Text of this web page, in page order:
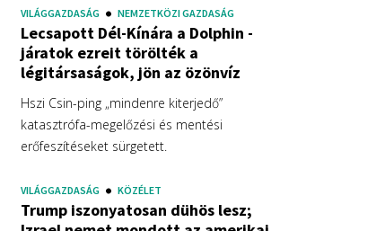
VILÁGGAZDASÁG NEMZETKÖZI GAZDASÁG
Lecsapott Dél-Kínára a Dolphin -
járatok ezreit törölték a
légitársaságok, jön az özönvíz
Hszi Csin-ping „mindenre kiterjedő”
katasztrófa-megelőzési és mentési
erőfeszítéseket sürgetett.
VILÁGGAZDASÁG KÖZÉLET
Trump iszonyatosan dühös lesz;